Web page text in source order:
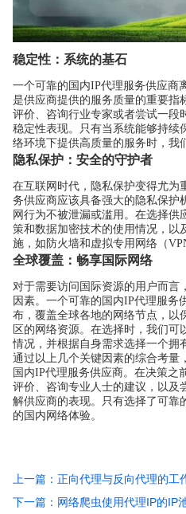
稳定性：系统的基石
一个可靠的国内IP代理服务供应商
是供应商提供的服务质量的重要指
评价、咨询行业专家或者尝试一段
稳定性表现。只有当系统能够持续
络环境下提供高质量的服务时，我
隐私保护：安全的守护者
在互联网时代，隐私保护变得尤为
务供应商应该具备强大的隐私保护
网行为不被泄漏或滥用。在选择供
策和数据加密技术的使用情况，以
施，如防火墙和虚拟专用网络（
全球覆盖：畅享国际网络
对于需要访问国际资源的用户而言
因素。一个可靠的国内IP代理服务
布，覆盖全球各地的网络节点，以
区的网络资源。在选择时，我们
情况，并根据自身需求选择一个拥
通过以上几个关键因素的综合考量
国内IP代理服务供应商。在决策之
评价、咨询专业人士的建议，以及
解供应商的表现。只有选择了可靠
的国内网络体验。
上一篇：正向代理与反向代理的工
下一篇：网络爬虫使用代理IP的IP